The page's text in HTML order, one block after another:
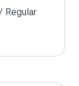
Regular